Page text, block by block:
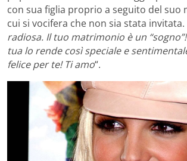
con sua figlia proprio a seguito del suo
cui si vocifera che non sia stata invitata.
radiosa. Il tuo matrimonio è un
tua lo rende così speciale e
felice per te! Ti amo“.